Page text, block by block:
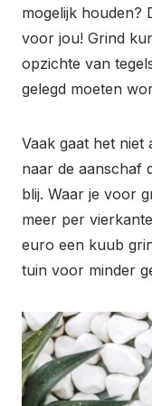
mogelijk houden?
voor jou! Grind
opzichte van
gelegd moeten
Vaak gaat het niet
naar de aanschaf
blij. Waar je voor
meer per
euro een kuub
tuin voor minder